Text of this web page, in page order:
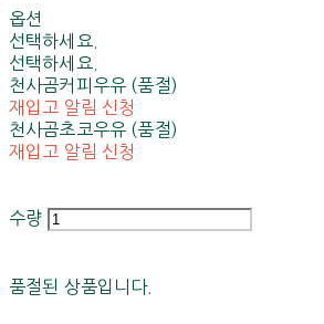
옵션
선택하세요.
선택하세요.
천사곰커피우유 (품절)
재입고 알림 신청
천사곰초코우유 (품절)
재입고 알림 신청
수량
품절된 상품입니다.